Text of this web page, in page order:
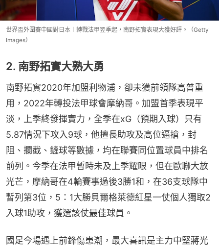
世界盃外圍賽中國對日本︱轉戰法甲翌季起，南野拓實表現大獲好評。（Getty
Images）
2. 南野拓實大熟大勇
南野拓實2020年加盟利物浦，卻未獲前領隊高普重
用，2022年轉投法甲球會摩納哥。加盟首季表現平
淡，上季終發揮實力，全季在xG（預期入球）只有
5.87情況下攻入9球，他擅長助攻及高位逼搶，封
阻、攔截、鏟球等數據，均在聯賽同位置球員中排名
前列。今季在法甲暫時未及上季耀眼，但在歐聯大放
光芒，摩納哥在4輪賽事過後3勝1和，在36支球隊中
暫列第3位，5：1大勝貝爾格萊德紅星一仗個人獨取2
入球1助攻，獲選該仗最佳球員。
國足今場遇上前鋒傷患潮，最大喜訊是主力中堅蔣光